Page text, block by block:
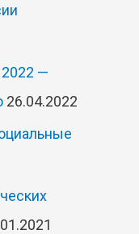
2022 —
26.04.2022